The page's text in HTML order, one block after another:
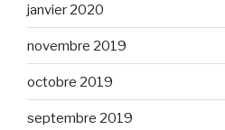
janvier 2020
novembre 2019
octobre 2019
septembre 2019